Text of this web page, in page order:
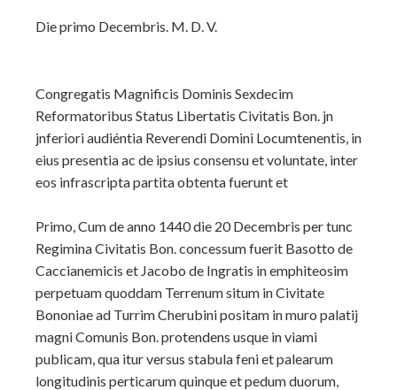
Die primo Decembris. M. D. V.
Congregatis Magnificis Dominis Sexdecim
Reformatoribus Status Libertatis Civitatis Bon. jn
jnferiori audiéntia Reverendi Domini Locumtenentis, in
eius presentia ac de ipsius consensu et voluntate, inter
eos infrascripta partita obtenta fuerunt et
Primo, Cum de anno 1440 die 20 Decembris per tunc
Regimina Civitatis Bon. concessum fuerit Basotto de
Caccianemicis et Jacobo de Ingratis in emphiteosim
perpetuam quoddam Terrenum situm in Civitate
Bononiae ad Turrim Cherubini positam in muro palatij
magni Comunis Bon. protendens usque in viami
publicam, qua itur versus stabula feni et palearum
longitudinis perticarum quinque et pedum duorum,